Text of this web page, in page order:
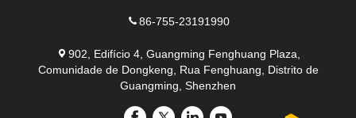
86-755-23191990
902, Edifício 4, Guangming Fenghuang Plaza,
Comunidade de Dongkeng, Rua Fenghuang, Distrito de
Guangming, Shenzhen